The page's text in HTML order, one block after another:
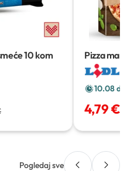
10 kom
Pizza
g
10.08
4,79 €
Pogledaj sve